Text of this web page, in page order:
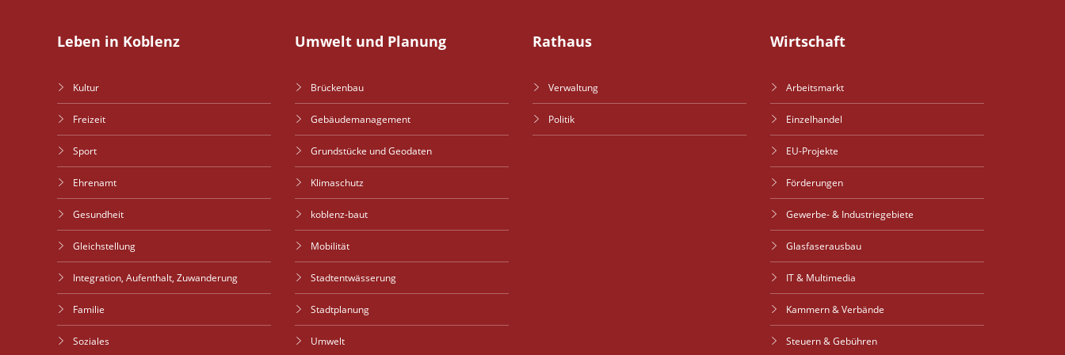
Leben in Koblenz
Kultur
Freizeit
Sport
Ehrenamt
Gesundheit
Gleichstellung
Integration, Aufenthalt, Zuwanderung
Familie
Soziales
Umwelt und Planung
Brückenbau
Gebäudemanagement
Grundstücke und Geodaten
Klimaschutz
koblenz-baut
Mobilität
Stadtentwässerung
Stadtplanung
Umwelt
Rathaus
Verwaltung
Politik
Wirtschaft
Arbeitsmarkt
Einzelhandel
EU-Projekte
Förderungen
Gewerbe- & Industriegebiete
Glasfaserausbau
IT & Multimedia
Kammern & Verbände
Steuern & Gebühren